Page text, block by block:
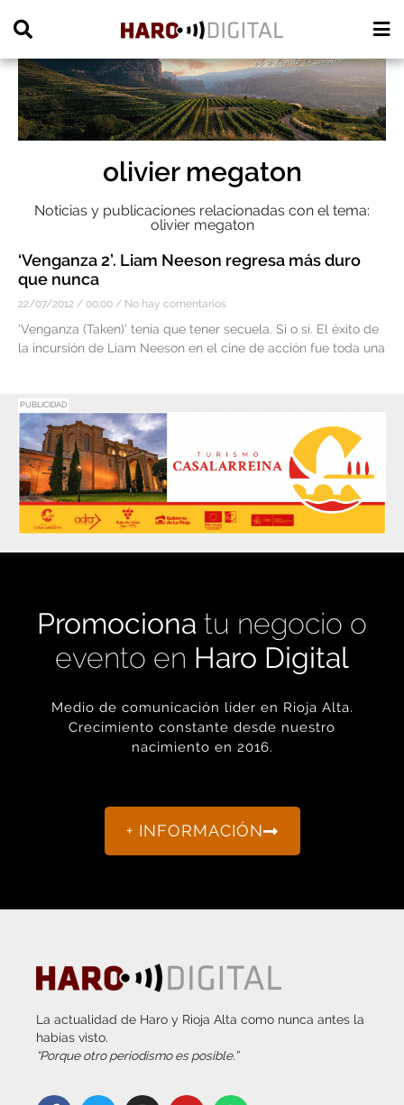
olivier megaton
Noticias y publicaciones relacionadas con el tema:
olivier megaton
‘Venganza 2’. Liam Neeson regresa más duro
que nunca
22/07/2012 00:00 No hay comentarios
‘Venganza (Taken)’ tenía que tener secuela. Sí o sí. El éxito de
la incursión de Liam Neeson en el cine de acción fue toda una
PUBLICIDAD
Promociona tu negocio o
evento en Haro Digital
Medio de comunicación líder en Rioja Alta.
Crecimiento constante desde nuestro
nacimiento en 2016.
+ INFORMACIÓN
La actualidad de Haro y Rioja Alta como nunca antes la
habías visto.
“Porque otro periodismo es posible.”